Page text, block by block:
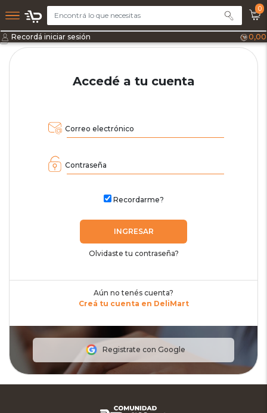
0
Recordá iniciar sesión 0,00
Accedé a tu cuenta
Correo electrónico
Contraseña
Recordarme?
INGRESAR
Olvidaste tu contraseña?
Aún no tenés cuenta?
Creá tu cuenta en DeliMart
Registrate con Google